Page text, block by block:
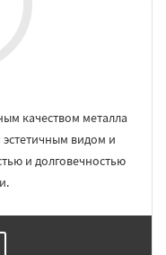
качеством металла
видом и
и долговечностью